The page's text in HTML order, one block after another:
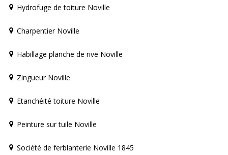
Hydrofuge de toiture Noville
Charpentier Noville
Habillage planche de rive Noville
Zingueur Noville
Etanchéité toiture Noville
Peinture sur tuile Noville
Société de ferblanterie Noville 1845